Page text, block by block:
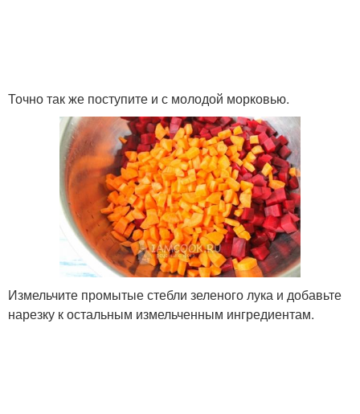
Точно так же поступите и с молодой морковью.
Измельчите промытые стебли зеленого лука и добавьте
нарезку к остальным измельченным ингредиентам.